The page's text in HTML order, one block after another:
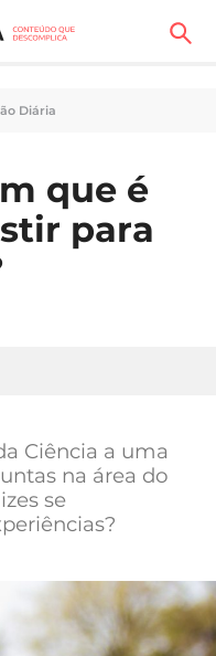
Diária
que é
para
Ciência a uma
na área do
se